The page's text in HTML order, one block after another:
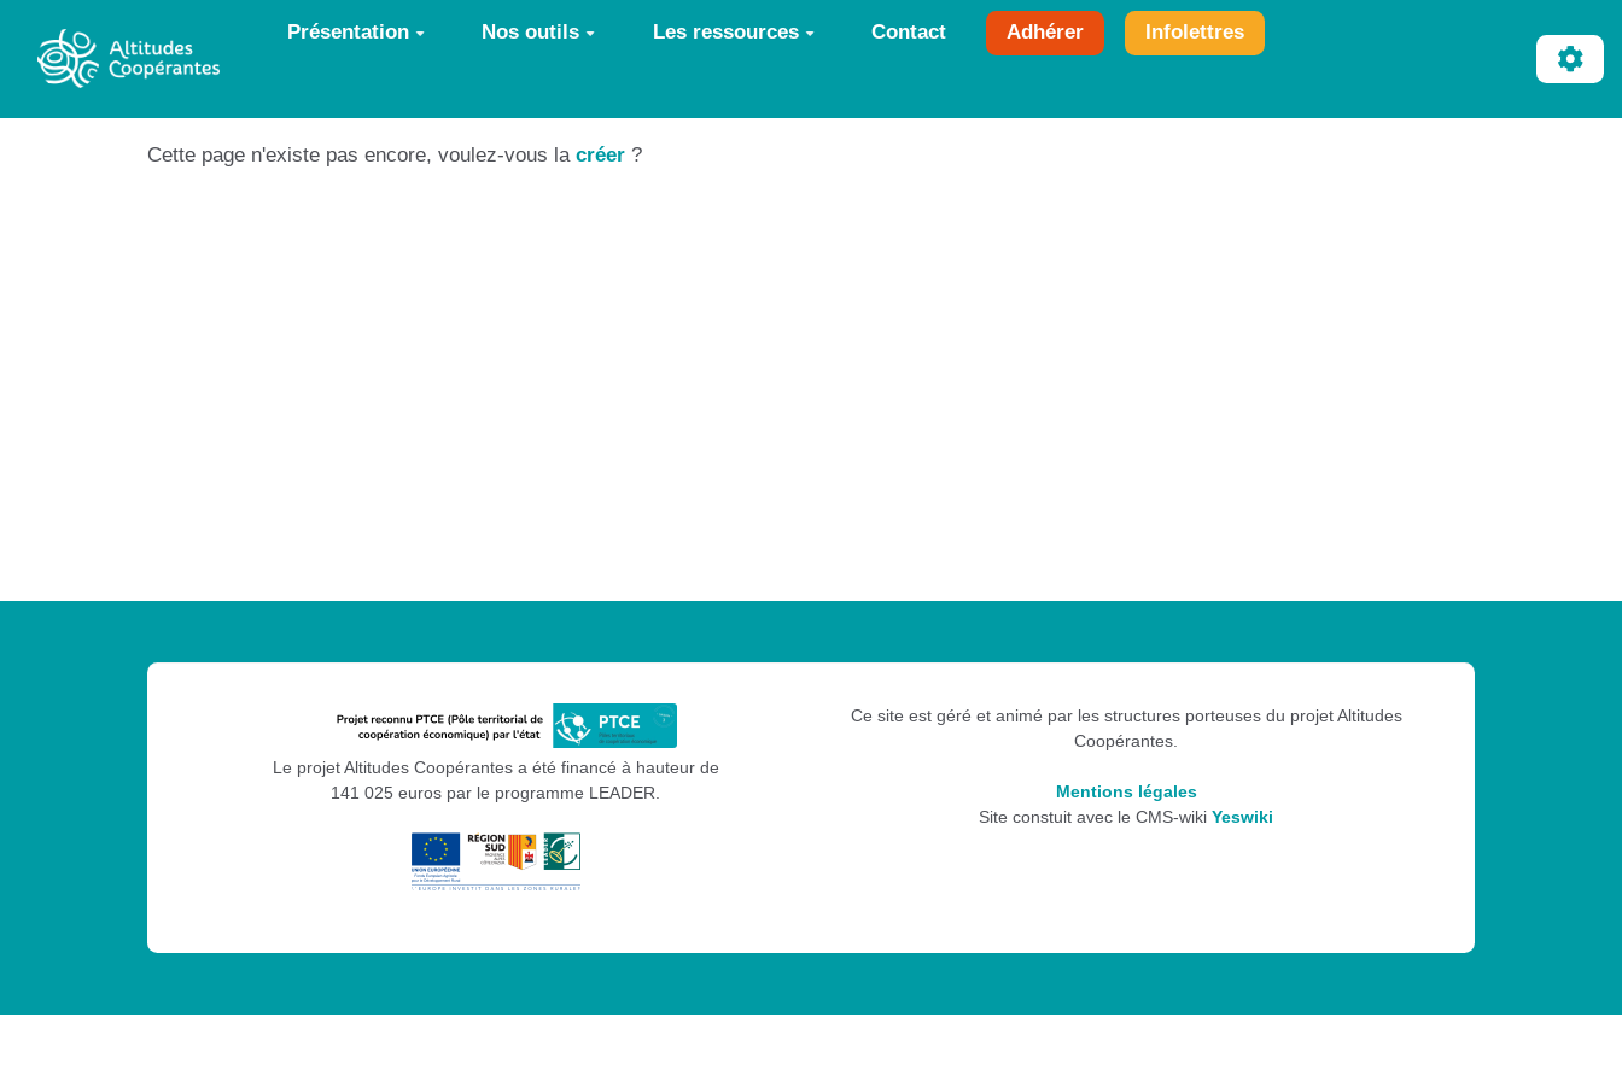
Aller au contenu principal Présentation Nos outils Les ressources Contact Adhérer Infolettres
Cette page n'existe pas encore, voulez-vous la créer ?
Le projet Altitudes Coopérantes a été financé à hauteur de
141 025 euros par le programme LEADER.
Ce site est géré et animé par les structures porteuses du projet Altitudes
Coopérantes.
Mentions légales
Site constuit avec le CMS-wikiYeswiki